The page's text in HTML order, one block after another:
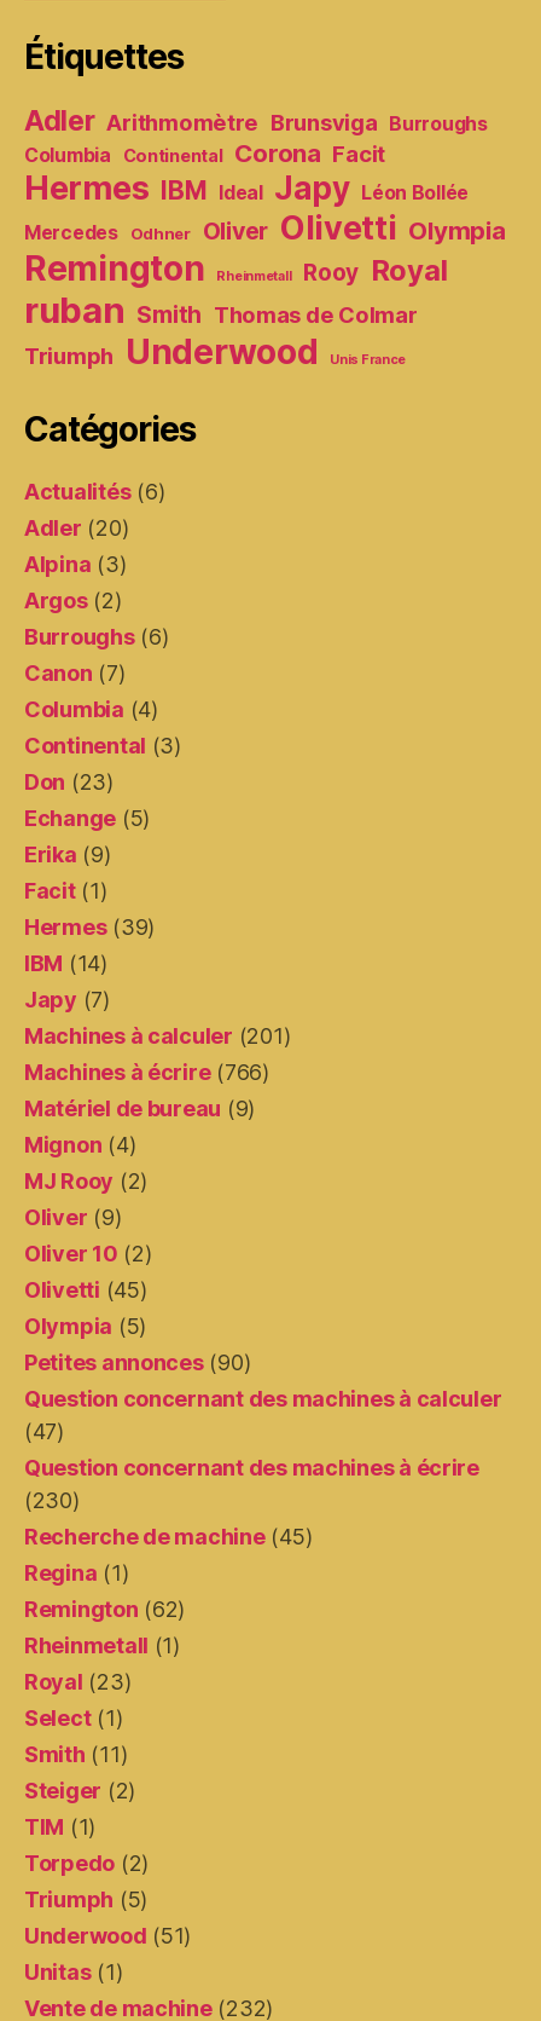
Étiquettes
Adler Arithmomètre Brunsviga Burroughs
Columbia
Continental Corona Facit
Hermes IBM Ideal Japy Léon Bollée
Mercedes
Odhner Oliver Olivetti Olympia
Remington Rheinmetall Rooy Royal
ruban Smith Thomas de Colmar
Triumph Underwood Unis France
Catégories
Actualités(6)
Adler (20)
Alpina (3)
Argos(2)
Burroughs(6)
Canon (7)
Columbia (4)
Continental (3)
Don (23)
Echange (5)
Erika (9)
Facit(1)
Hermes(39)
IBM (14)
Japy (7)
Machines à calculer (201)
Machines à écrire(766)
Matériel de bureau (9)
Mignon (4)
MJ Rooy (2)
Oliver (9)
Oliver 10 (2)
Olivetti (45)
Olympia (5)
Petites annonces(90)
Question concernant des machines à calculer
(47)
Question concernant des machines à écrire
(230)
Recherche de machine(45)
Regina (1)
Remington (62)
Rheinmetall (1)
Royal (23)
Select(1)
Smith (11)
Steiger (2)
TIM (1)
Torpedo (2)
Triumph (5)
Underwood (51)
Unitas(1)
Vente de machine(232)